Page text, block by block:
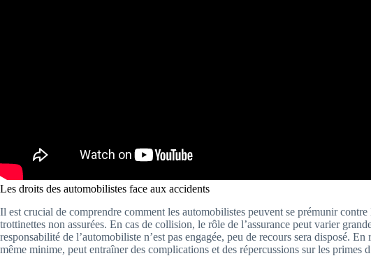
Les droits des automobilistes face aux accidents
Il est crucial de comprendre comment les automobilistes peuvent se prémunir contre
trottinettes non assurées. En cas de collision, le rôle de l’assurance peut varier
responsabilité de l’automobiliste n’est pas engagée, peu de recours sera disposé.
même minime, peut entraîner des complications et des répercussions sur les primes